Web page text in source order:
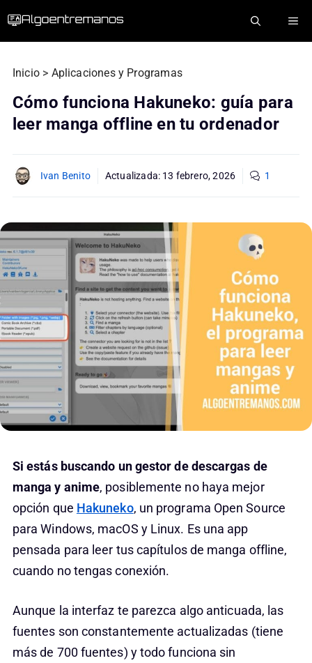
Inicio > Aplicaciones y Programas
Cómo funciona Hakuneko: guía para
leer manga offline en tu ordenador
Ivan Benito Actualizada: 13 febrero, 2026 1
Si estás buscando un gestor de descargas de
manga y anime, posiblemente no haya mejor
opción que Hakuneko, un programa Open Source
para Windows, macOS y Linux. Es una app
pensada para leer tus capítulos de manga offline,
cuando no tengas conexión.
Aunque la interfaz te parezca algo anticuada, las
fuentes son constantemente actualizadas (tiene
más de 700 fuentes) y todo funciona sin